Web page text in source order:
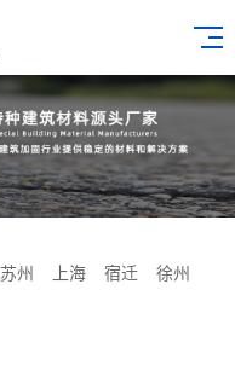
苏州 上海 宿迁
徐州